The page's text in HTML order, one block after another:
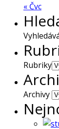
« Čvc
Rubriky
Archivy